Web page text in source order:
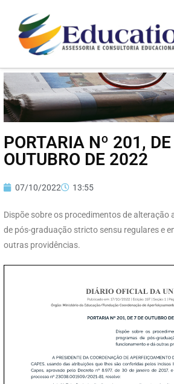
PORTARIA Nº 201,
OUTUBRO DE 2022
07/10/2022 13:55
Dispõe sobre os procedimentos de alteração
de pós-graduação stricto sensu regulares e
outras providências.